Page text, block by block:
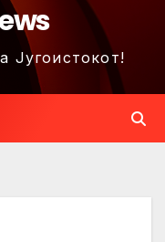
Југоистокот!